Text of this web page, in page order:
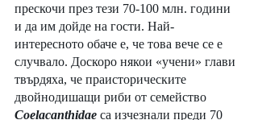
прескочи през тези 70-100 млн. години
и да им дойде на гости. Най-
интересното обаче е, че това вече се е
случвало. Доскоро някои «учени» глави
твърдяха, че праисторическите
двойнодишащи риби от семейство
Coelacanthidae са изчезнали преди 70